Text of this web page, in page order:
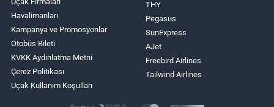
Havalimanları
Kampanya ve Promosyonlar
Otobüs Bileti
KVKK Aydınlatma Metni
Çerez Politikası
Uçak Kullanım Koşulları
THY
Pegasus
SunExpress
AJet
Freebird Airlines
Tailwind Airlines